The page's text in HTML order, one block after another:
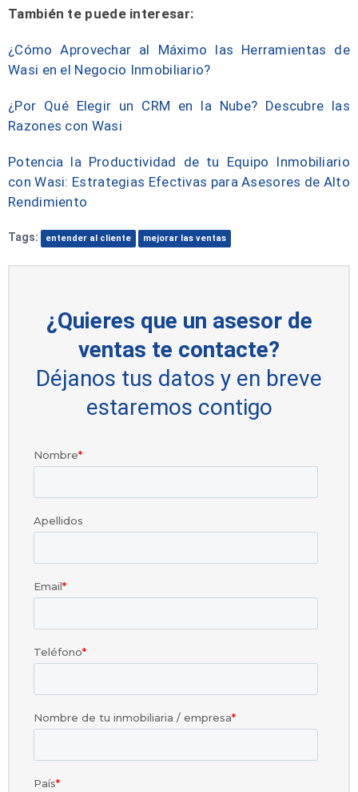
También te puede interesar:
¿Cómo Aprovechar al Máximo las Herramientas de
Wasi en el Negocio Inmobiliario?
¿Por Qué Elegir un CRM en la Nube? Descubre las
Razones con Wasi
Potencia la Productividad de tu Equipo Inmobiliario
con Wasi: Estrategias Efectivas para Asesores de Alto
Rendimiento
Tags: entender al cliente mejorar las ventas
¿Quieres que un asesor de
ventas te contacte?
Déjanos tus datos y en breve
estaremos contigo